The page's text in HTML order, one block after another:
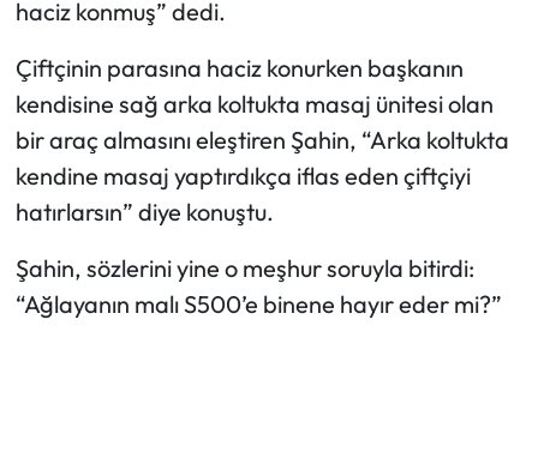
haciz konmuş” dedi.
Çiftçinin parasına haciz konurken başkanın
kendisine sağ arka koltukta masaj ünitesi olan
bir araç almasını eleştiren Şahin, “Arka koltukta
kendine masaj yaptırdıkça iflas eden çiftçiyi
hatırlarsın” diye konuştu.
Şahin, sözlerini yine o meşhur soruyla bitirdi:
“Ağlayanın malı S500’e binene hayır eder mi?”